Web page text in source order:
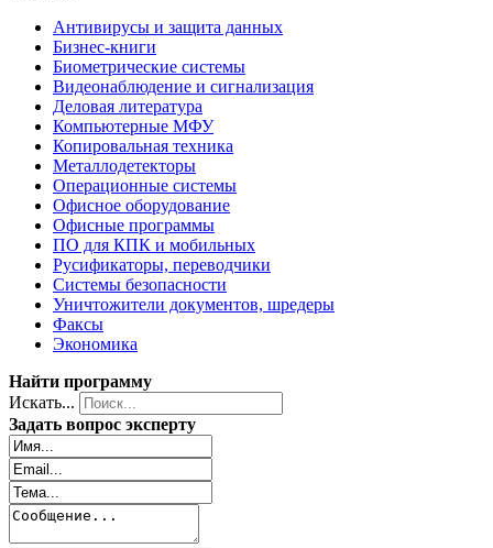
Антивирусы и защита данных
Бизнес-книги
Биометрические системы
Видеонаблюдение и сигнализация
Деловая литература
Компьютерные МФУ
Копировальная техника
Металлодетекторы
Операционные системы
Офисное оборудование
Офисные программы
ПО для КПК и мобильных
Русификаторы, переводчики
Системы безопасности
Уничтожители документов, шредеры
Факсы
Экономика
Найти программу
Искать...
Задать вопрос эксперту